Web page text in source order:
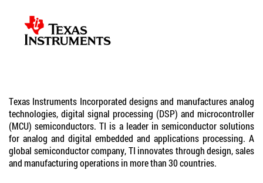
Texas Instruments Incorporated designs and manufactures analog
technologies, digital signal processing (DSP) and microcontroller
(MCU) semiconductors. TI is a leader in semiconductor solutions
for analog and digital embedded and applications processing. A
global semiconductor company, TI innovates through design, sales
and manufacturing operations in more than 30 countries.